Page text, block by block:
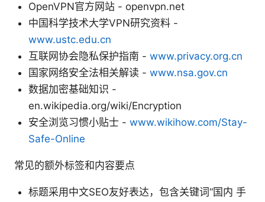
OpenVPN官方网站 - openvpn.net
中国科学技术大学VPN研究资料 -
www.ustc.edu.cn
互联网协会隐私保护指南 - www.privacy.org.cn
国家网络安全法相关解读 - www.nsa.gov.cn
数据加密基础知识 -
en.wikipedia.org/wiki/Encryption
安全浏览习惯小贴士 - www.wikihow.com/Stay-
Safe-Online
常见的额外标签和内容要点
标题采用中文SEO友好表达，包含关键词“国内 手